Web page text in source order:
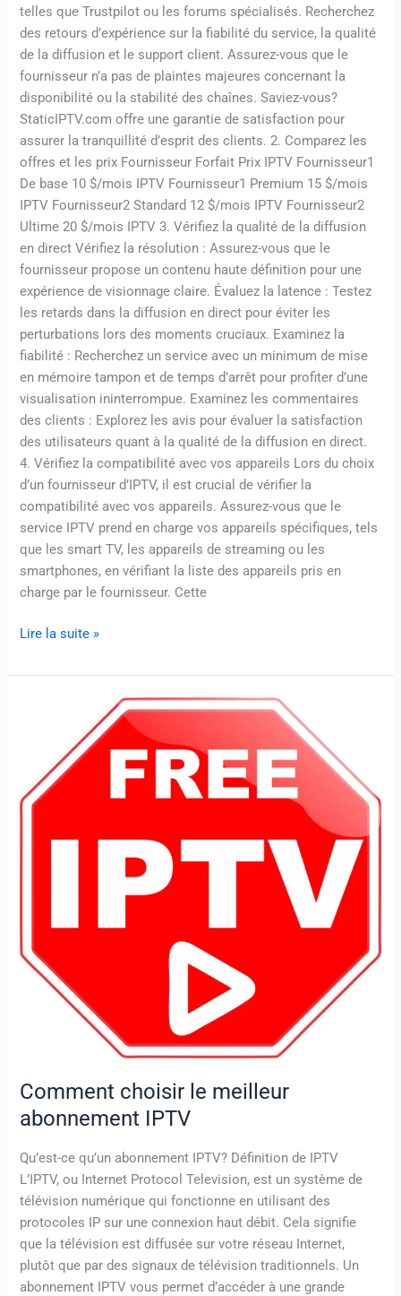
telles que Trustpilot ou les forums spécialisés. Recherchez
des retours d’expérience sur la fiabilité du service, la qualité
de la diffusion et le support client. Assurez-vous que le
fournisseur n’a pas de plaintes majeures concernant la
disponibilité ou la stabilité des chaînes. Saviez-vous?
StaticIPTV.com offre une garantie de satisfaction pour
assurer la tranquillité d’esprit des clients. 2. Comparez les
offres et les prix Fournisseur Forfait Prix IPTV Fournisseur1
De base 10 $/mois IPTV Fournisseur1 Premium 15 $/mois
IPTV Fournisseur2 Standard 12 $/mois IPTV Fournisseur2
Ultime 20 $/mois IPTV 3. Vérifiez la qualité de la diffusion
en direct Vérifiez la résolution : Assurez-vous que le
fournisseur propose un contenu haute définition pour une
expérience de visionnage claire. Évaluez la latence : Testez
les retards dans la diffusion en direct pour éviter les
perturbations lors des moments cruciaux. Examinez la
fiabilité : Recherchez un service avec un minimum de mise
en mémoire tampon et de temps d’arrêt pour profiter d’une
visualisation ininterrompue. Examinez les commentaires
des clients : Explorez les avis pour évaluer la satisfaction
des utilisateurs quant à la qualité de la diffusion en direct.
4. Vérifiez la compatibilité avec vos appareils Lors du choix
d’un fournisseur d’IPTV, il est crucial de vérifier la
compatibilité avec vos appareils. Assurez-vous que le
service IPTV prend en charge vos appareils spécifiques, tels
que les smart TV, les appareils de streaming ou les
smartphones, en vérifiant la liste des appareils pris en
charge par le fournisseur. Cette
Lire la suite »
Comment choisir le meilleur
abonnement IPTV
Qu’est-ce qu’un abonnement IPTV? Définition de IPTV
L’IPTV, ou Internet Protocol Television, est un système de
télévision numérique qui fonctionne en utilisant des
protocoles IP sur une connexion haut débit. Cela signifie
que la télévision est diffusée sur votre réseau Internet,
plutôt que par des signaux de télévision traditionnels. Un
abonnement IPTV vous permet d’accéder à une grande
meilleur
abonnement
IPTV